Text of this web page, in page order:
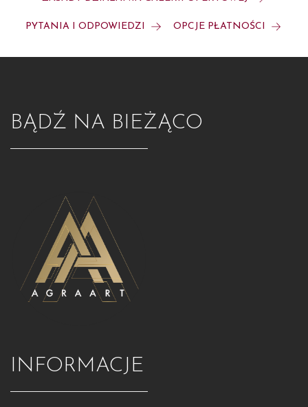
PYTANIA I ODPOWIEDZI OPCJE PŁATNOŚCI
BĄDŹ NA BIEŻĄCO
INFORMACJE